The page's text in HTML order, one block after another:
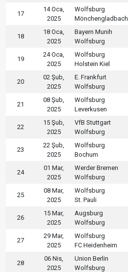
17
14 Oca,
2025
Wolfsburg
Mönchengladbach
18
18 Oca,
2025
Bayern Munih
Wolfsburg
19
24 Oca,
2025
Wolfsburg
Holstein Kiel
20
02 Şub,
2025
E. Frankfurt
Wolfsburg
21
08 Şub,
2025
Wolfsburg
Leverkusen
22
15 Şub,
2025
VfB Stuttgart
Wolfsburg
23
22 Şub,
2025
Wolfsburg
Bochum
24
01 Mar,
2025
Werder Bremen
Wolfsburg
25
08 Mar,
2025
Wolfsburg
St. Pauli
26
15 Mar,
2025
Augsburg
Wolfsburg
27
29 Mar,
2025
Wolfsburg
FC Heidenheim
28
06 Nis,
2025
Union Berlin
Wolfsburg